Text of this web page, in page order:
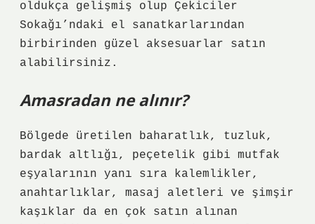
oldukça gelişmiş olup Çekiciler
Sokağı’ndaki el sanatkarlarından
birbirinden güzel aksesuarlar satın
alabilirsiniz.
Amasradan ne alınır?
Bölgede üretilen baharatlık, tuzluk,
bardak altlığı, peçetelik gibi mutfak
eşyalarının yanı sıra kalemlikler,
anahtarlıklar, masaj aletleri ve şimşir
kaşıklar da en çok satın alınan